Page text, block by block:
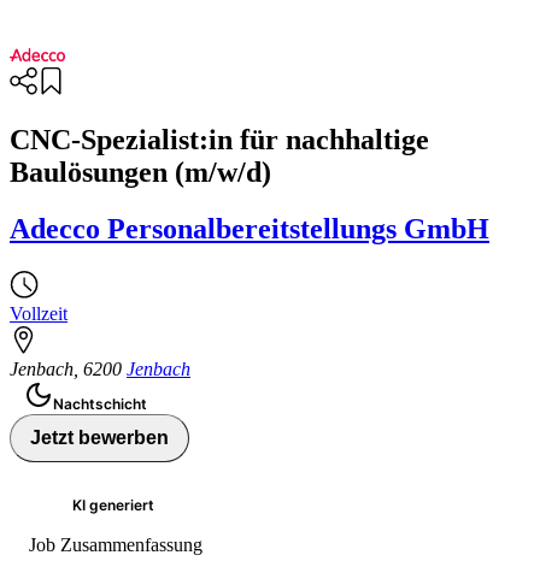
CNC-Spezialist:in für nachhaltige
Baulösungen (m/w/d)
Adecco Personalbereitstellungs GmbH
Vollzeit
Jenbach 6200 Jenbach
Nachtschicht
Jetzt bewerben
KI generiert
Job Zusammenfassung